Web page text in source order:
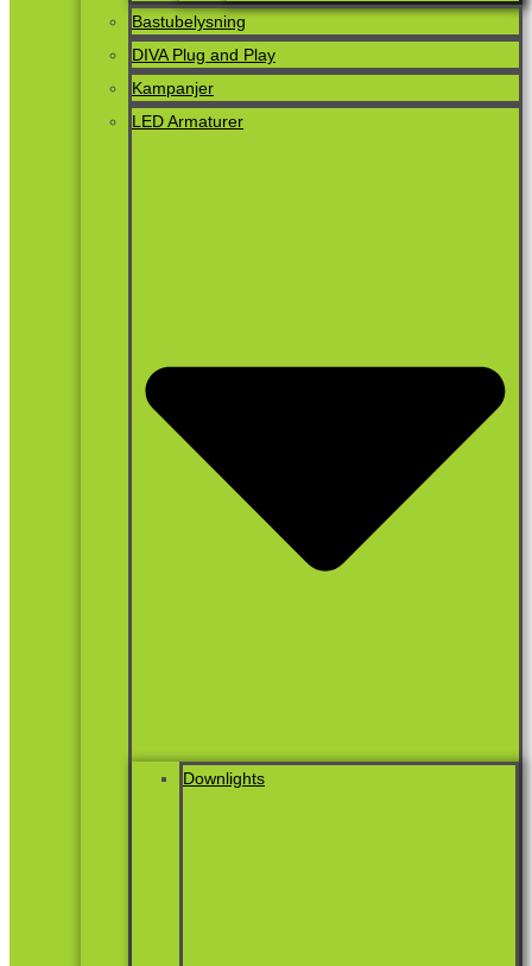
Bastubelysning
DIVA Plug and Play
Kampanjer
LED Armaturer
Downlights